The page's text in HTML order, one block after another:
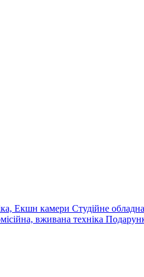
Екшн камери Студійне
вживана техніка